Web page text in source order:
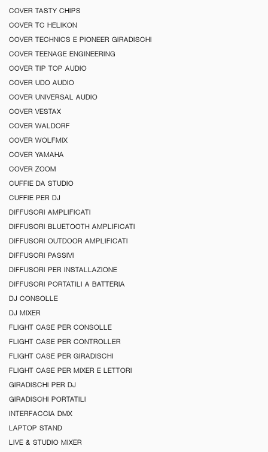
COVER TASTY CHIPS
COVER TC HELIKON
COVER TECHNICS E PIONEER GIRADISCHI
COVER TEENAGE ENGINEERING
COVER TIP TOP AUDIO
COVER UDO AUDIO
COVER UNIVERSAL AUDIO
COVER VESTAX
COVER WALDORF
COVER WOLFMIX
COVER YAMAHA
COVER ZOOM
CUFFIE DA STUDIO
CUFFIE PER DJ
DIFFUSORI AMPLIFICATI
DIFFUSORI BLUETOOTH AMPLIFICATI
DIFFUSORI OUTDOOR AMPLIFICATI
DIFFUSORI PASSIVI
DIFFUSORI PER INSTALLAZIONE
DIFFUSORI PORTATILI A BATTERIA
DJ CONSOLLE
DJ MIXER
FLIGHT CASE PER CONSOLLE
FLIGHT CASE PER CONTROLLER
FLIGHT CASE PER GIRADISCHI
FLIGHT CASE PER MIXER E LETTORI
GIRADISCHI PER DJ
GIRADISCHI PORTATILI
INTERFACCIA DMX
LAPTOP STAND
LIVE & STUDIO MIXER